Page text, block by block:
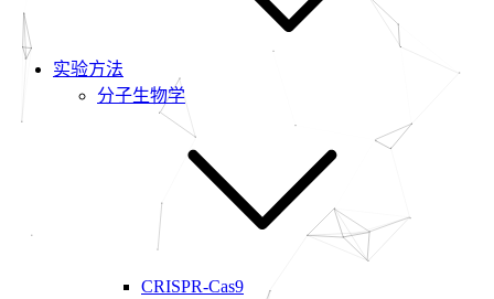
实验方法
分子生物学
CRISPR-Cas9